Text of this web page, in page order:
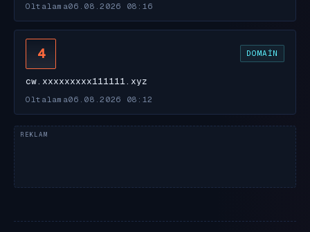
Oltalama06.08.2026 08:16
4 DOMAIN
cw.xxxxxxxxx111111.xyz
Oltalama06.08.2026 08:12